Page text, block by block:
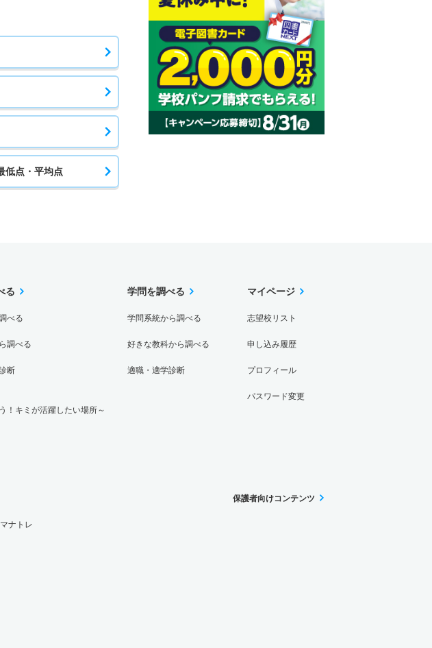
低点・平均点
る
べる
調べる
断
！キミが活躍したい場所～
学問を調べる
学問系統から調べる
好きな教科から調べる
適職・適学診断
マイページ
志望校リスト
申し込み履歴
プロフィール
パスワード変更
ナトレ
保護者向けコンテンツ